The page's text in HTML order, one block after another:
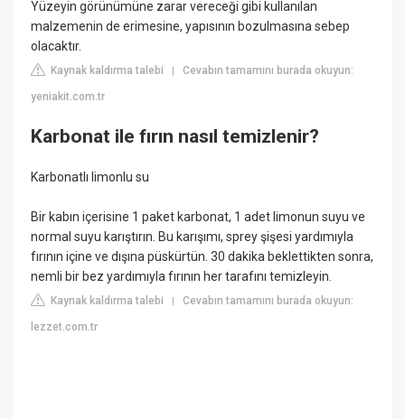
Yüzeyin görünümüne zarar vereceği gibi kullanılan
malzemenin de erimesine, yapısının bozulmasına sebep
olacaktır.
Kaynak kaldırma talebi |Cevabın tamamını burada okuyun:
yeniakit.com.tr
Karbonat ile fırın nasıl temizlenir?
Karbonatlı limonlu su
Bir kabın içerisine 1 paket karbonat, 1 adet limonun suyu ve
normal suyu karıştırın. Bu karışımı, sprey şişesi yardımıyla
fırının içine ve dışına püskürtün. 30 dakika beklettikten sonra,
nemli bir bez yardımıyla fırının her tarafını temizleyin.
Kaynak kaldırma talebi |Cevabın tamamını burada okuyun:
lezzet.com.tr